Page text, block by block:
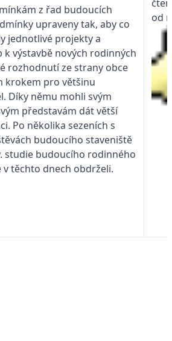
z řad budoucích
upraveny tak, aby co
jednotlivé projekty a
výstavbě nových rodinných
rozhodnutí ze strany obce
krokem pro většinu
Díky němu mohli svým
představám dát větší
Po několika sezeních s
budoucího staveniště
studie budoucího rodinného
těchto dnech obdrželi.
od